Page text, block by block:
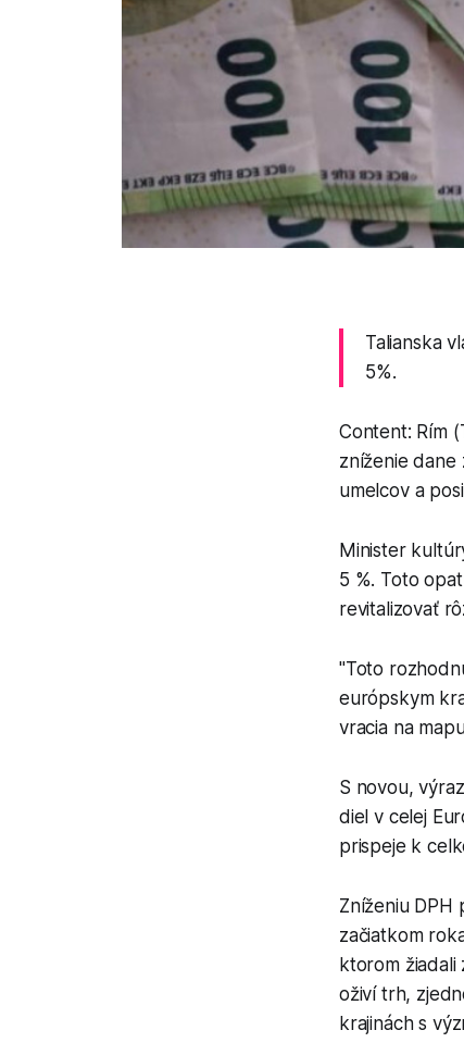
Talianska
5%.
Content: Rím
zníženie
umelcov a
Minister
5 %. Toto
revitalizovať
"Toto
európskym
vracia na
S novou,
diel v celej
prispeje k
Zníženiu DPH
začiatkom
ktorom žiadali
oživí trh,
krajinách s